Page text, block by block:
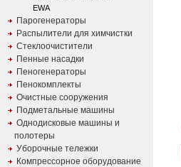
EWA
Парогенераторы
Распылители для химчистки
Стеклоочистители
Пенные насадки
Пеногенераторы
Пенокомплекты
Очистные сооружения
Подметальные машины
Однодисковые машины и
полотеры
Уборочные тележки
Компрессорное оборудование